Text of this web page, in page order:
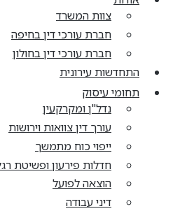
צוות המשרד
חברת עורכי דין בחיפה
חברת עורכי דין בחולון
התחדשות עירונית
תחומי עיסוק
נדל"ן ומקרקעין
עורך דין צוואות וירושות
ייפוי כוח מתמשך
חדלות פירעון ופשיטת רגל
הוצאה לפועל
דיני עבודה